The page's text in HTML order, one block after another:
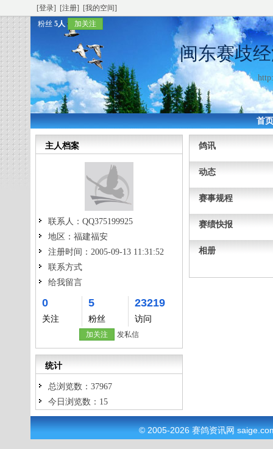
[登录] [注册]
[我的空间]
粉丝 5人 加关注
闽东赛歧
首
主人档案
联系人： QQ375199925
地区： 福建福安
注册时间： 2005-09-13 11:31:52
联系方式
给我留言
0
关注
5
粉丝
23219
访问
加关注 发私信
统计
总浏览数：37967
今日浏览数：15
鸽讯
动态
赛事规程
赛绩快报
相册
© 2005-2026 赛鸽资讯网